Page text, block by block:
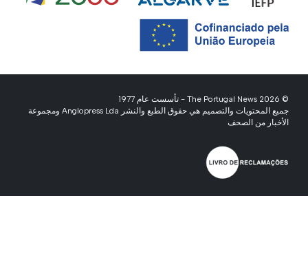
© 2026 The Portugal News - تأسست عام 1977
جميع المحتويات والتصميم هي حقوق الطبع والنشر Anglopress Lda ومجموعة
الأخبار من الصحف